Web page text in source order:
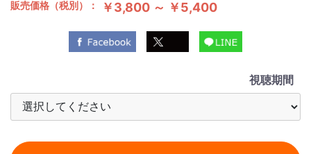
販売価格（税別）： ￥3,800 ～ ￥5,400
視聴期間